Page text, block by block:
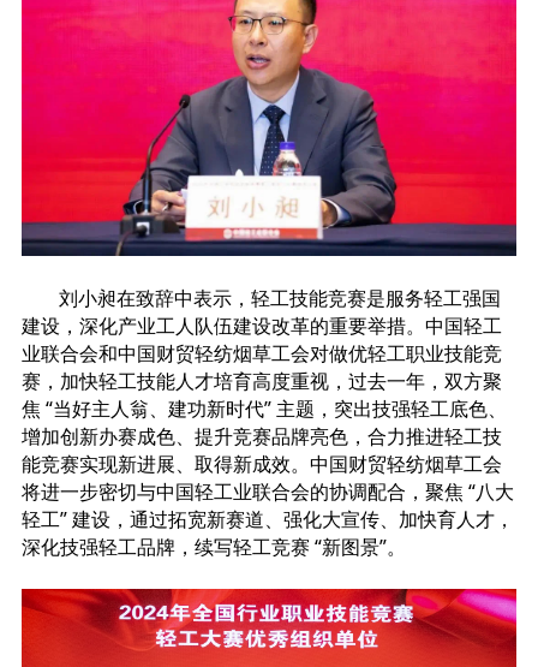
刘小昶在致辞中表示，轻工技能竞赛是服务轻工强国
建设，深化产业工人队伍建设改革的重要举措。中国轻工
业联合会和中国财贸轻纺烟草工会对做优轻工职业技能竞
赛，加快轻工技能人才培育高度重视，过去一年，双方聚
焦 “当好主人翁、建功新时代” 主题，突出技强轻工底色、
增加创新办赛成色、提升竞赛品牌亮色，合力推进轻工技
能竞赛实现新进展、取得新成效。中国财贸轻纺烟草工会
将进一步密切与中国轻工业联合会的协调配合，聚焦 “八大
轻工” 建设，通过拓宽新赛道、强化大宣传、加快育人才，
深化技强轻工品牌，续写轻工竞赛 “新图景”。